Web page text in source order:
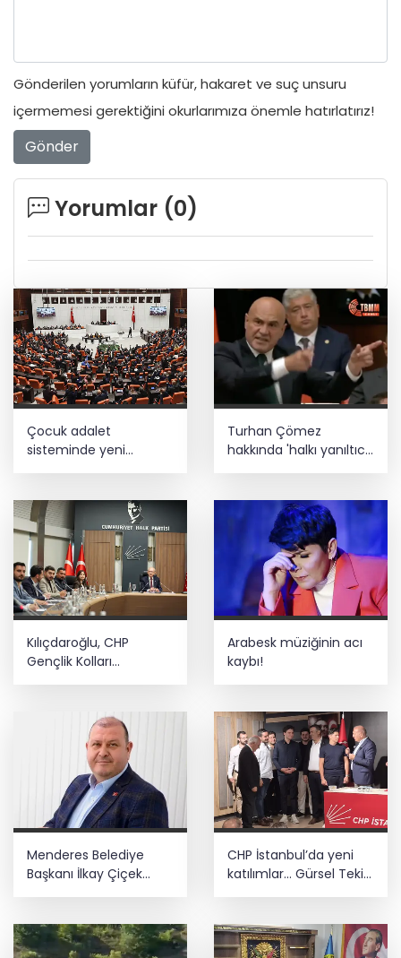
Gönderilen yorumların küfür, hakaret ve suç unsuru
içermemesi gerektiğini okurlarımıza önemle hatırlatırız!
Gönder
Yorumlar (0)
Çocuk adalet
sisteminde yeni
Turhan Çömez
hakkında 'halkı yanıltıcı
Kılıçdaroğlu, CHP
Gençlik Kolları
yönetimiyle buluştu
Arabesk müziğinin acı
kaybı!
Menderes Belediye
Başkanı İlkay Çiçek
CHP İstanbul’da yeni
katılımlar... Gürsel Tekin: